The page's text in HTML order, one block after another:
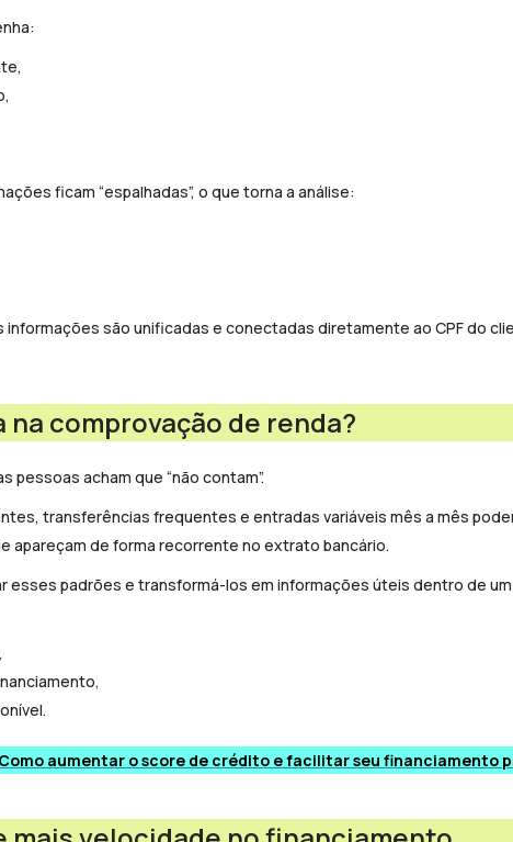
ficam “espalhadas”, o que torna a análise:
informações são unificadas e conectadas diretamente ao CPF do
na comprovação de renda?
pessoas acham que “não contam”.
transferências frequentes e entradas variáveis mês a mês
apareçam de forma recorrente no extrato bancário.
esses padrões e transformá-los em informações úteis dentro de
aumentar o score de crédito e facilitar seu financiamento